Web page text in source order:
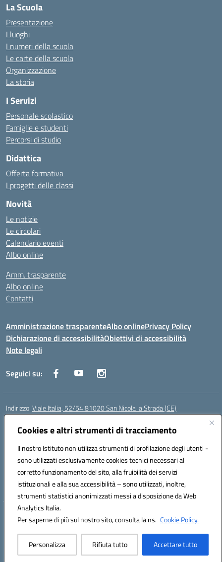
Cookies e altri strumenti di tracciamento
Il nostro Istituto non utilizza strumenti di profilazione degli utenti -
sono utilizzati esclusivamente cookies tecnici necessari al
corretto funzionamento del sito, alla fruibilità dei servizi
istituzionali e alla sua accessibilità – sono utilizzati, inoltre,
strumenti statistici anonimizzati messi a disposizione da Web
Analytics Italia.
Per saperne di più sul nostro sito, consulta la ns. Cookie Policy.
Personalizza Rifiuta tutto Accettare tutto
La Scuola
Presentazione
I luoghi
I numeri della scuola
Le carte della scuola
Organizzazione
La storia
I Servizi
Personale scolastico
Famiglie e studenti
Percorsi di studio
Didattica
Offerta formativa
I progetti delle classi
Novità
Le notizie
Le circolari
Calendario eventi
Albo online
Amm. trasparente
Albo online
Contatti
Amministrazione trasparenteAlbo onlinePrivacy Policy
Dichiarazione di accessibilitàObiettivi di accessibilità
Note legali
Seguici su:
Indirizzo:Viale Italia, 52/54 81020 San Nicola la Strada (CE)
Centralino:
Posta elettronica certificata (PEC):ceic86700d@pec.istruzione.it
Codice fiscale: 93081990611
Codice meccanografico:CEIC86700D
Codice Indice delle Pubbliche Amministrazioni (IPA): istsc_ceic86700d
Codice unico di fatturazione (CUF): XLWGV9
Hosting & Powered by 3D Solution S.r.l.
Concept & Design by Designers Italia